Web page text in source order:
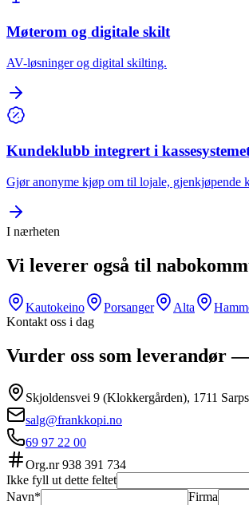
Møterom og digitale skilt
AV-løsninger og digital skilting.
Kundeklubb integrert i
Gjør anonyme kjøp om til lojale, gjenkjøpende
I nærheten
Vi leverer også til
Kautokeino Porsanger Alta
Kontakt oss i dag
Vurder oss som leverandør
Skjoldensvei 9 (Klokkergården), 1711
salg@frankkopi.no
69 97 22 00
Org.nr938 391 734
Ikke fyll ut dette feltet
Navn*
Firma